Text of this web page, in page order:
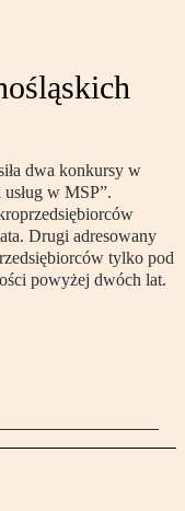
dwa konkursy w
w MSP”.
Drugi adresowany
tylko pod
powyżej dwóch lat.